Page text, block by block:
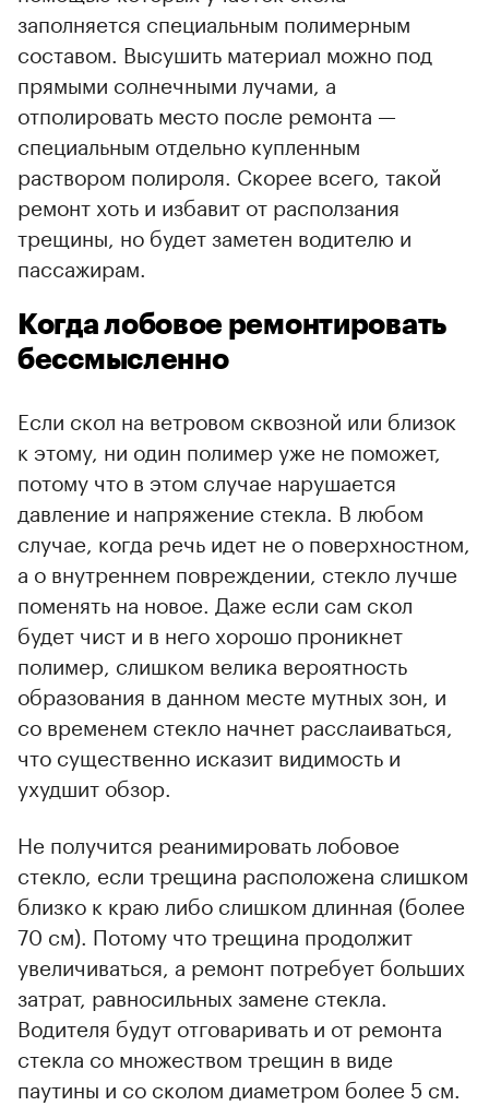
заполняется специальным полимерным
составом. Высушить материал можно под
прямыми солнечными лучами, а
отполировать место после ремонта —
специальным отдельно купленным
раствором полироля. Скорее всего, такой
ремонт хоть и избавит от расползания
трещины, но будет заметен водителю и
пассажирам.
Когда лобовое ремонтировать
бессмысленно
Если скол на ветровом сквозной или близок
к этому, ни один полимер уже не поможет,
потому что в этом случае нарушается
давление и напряжение стекла. В любом
случае, когда речь идет не о поверхностном,
а о внутреннем повреждении, стекло лучше
поменять на новое. Даже если сам скол
будет чист и в него хорошо проникнет
полимер, слишком велика вероятность
образования в данном месте мутных зон, и
со временем стекло начнет расслаиваться,
что существенно исказит видимость и
ухудшит обзор.
Не получится реанимировать лобовое
стекло, если трещина расположена слишком
близко к краю либо слишком длинная (более
70 см). Потому что трещина продолжит
увеличиваться, а ремонт потребует больших
затрат, равносильных замене стекла.
Водителя будут отговаривать и от ремонта
стекла со множеством трещин в виде
паутины и со сколом диаметром более 5 см.